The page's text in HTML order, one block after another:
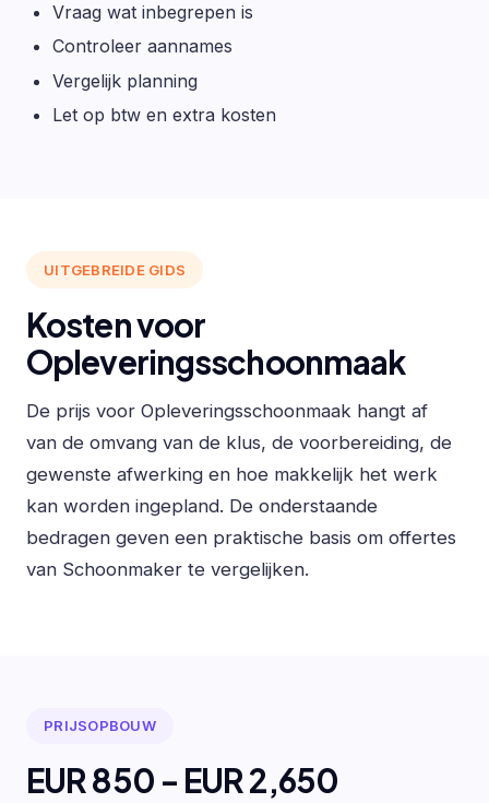
Vraag wat inbegrepen is
Controleer aannames
Vergelijk planning
Let op btw en extra kosten
UITGEBREIDE GIDS
Kosten voor
Opleveringsschoonmaak
De prijs voor Opleveringsschoonmaak hangt af
van de omvang van de klus, de voorbereiding, de
gewenste afwerking en hoe makkelijk het werk
kan worden ingepland. De onderstaande
bedragen geven een praktische basis om offertes
van Schoonmaker te vergelijken.
PRIJSOPBOUW
EUR 850 - EUR 2,650